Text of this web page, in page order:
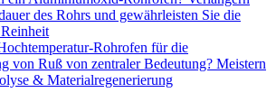
des Rohrs und gewährleisten Sie die
Rohrofen für die
von Ruß von zentraler Bedeutung? Meistern
& Materialregenerierung